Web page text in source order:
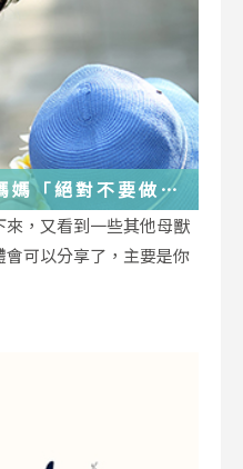
媽「絕對不要做」
，又看到一些其他母獸
可以分享了，主要是你